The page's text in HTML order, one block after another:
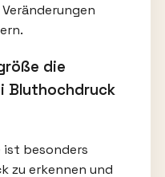
die
Bluthochdruck
ist besonders
zu erkennen und